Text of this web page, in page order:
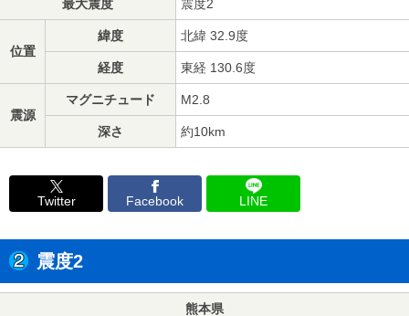
最大震度 震度2
位置
緯度 北緯 32.9度
経度 東経 130.6度
震源
マグニチュード M2.8
深さ 約10km
Twitter Facebook LINE
震度2
熊本県